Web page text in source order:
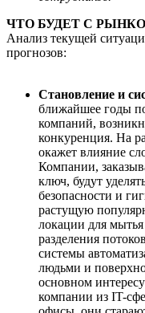
ЧТО БУДЕТ С
Анализ текущей
прогнозов:
Становление и
ближайшее годы
компаний,
конкуренция. На
окажет влияние
Компании,
ключ, будут
безопасности и
растущую
локации для мытья
разделения
системы
людьми и
основном
компании из IT-